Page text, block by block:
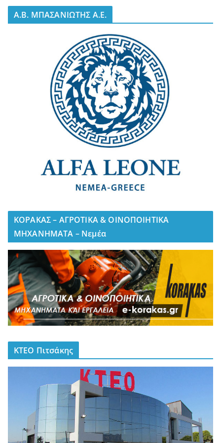
A.B. ΜΠΑΣΑΝΙΩΤΗΣ Α.Ε.
ΚΟΡΑΚΑΣ – ΑΓΡΟΤΙΚΑ & ΟΙΝΟΠΟΙΗΤΙΚΑ
ΜΗΧΑΝΗΜΑΤΑ – Νεμέα
ΚΤΕΟ Πιτσάκης